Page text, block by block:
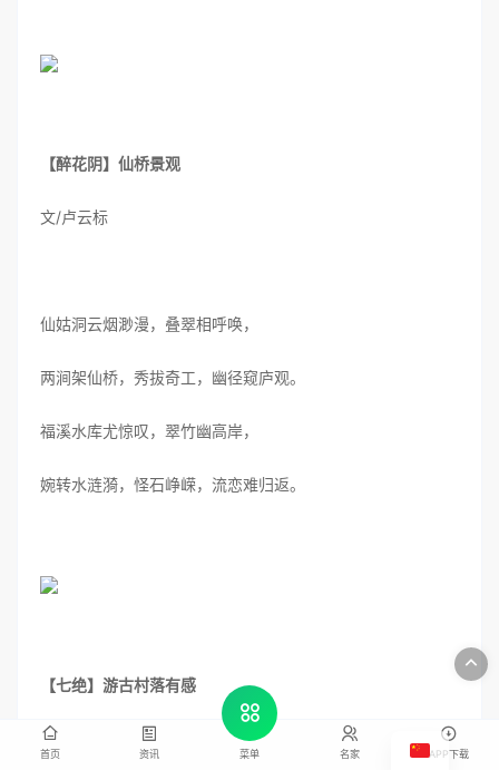
【醉花阴】仙桥景观
文/卢云标
仙姑洞云烟渺漫，叠翠相呼唤，
两涧架仙桥，秀拔奇工，幽径窥庐观。
福溪水库尤惊叹，翠竹幽高岸，
婉转水涟漪，怪石峥嵘，流恋难归返。
【七绝】游古村落有感
文/卢云标
首页 资讯 菜单 名家 APP下载